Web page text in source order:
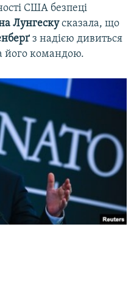
США безпеці
Лунгескусказала, що
з надією дивиться
його командою.